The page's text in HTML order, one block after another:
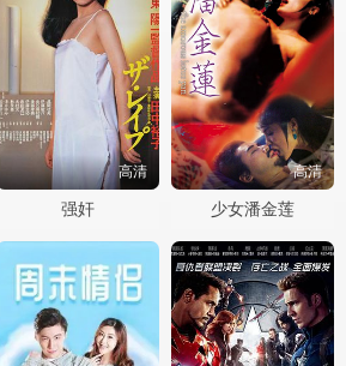
高清
强奸
高清
少女潘金莲